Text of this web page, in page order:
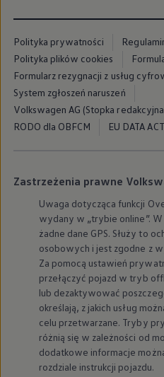
Leasing
Finansowanie
Finansowanie
Kalkulator
Kredyt
Najem
Ubezpieczenia
Ubezpieczenie
Gwarancje
Zakup i finansowanie
Leasing dla
Mała flota
Duża flota
Skonfiguruj
Poradnik kupującego
Volkswagen dla biznesu
Serwis, akcesoria i
myVolkswagen
Serwis i części
Przegląd
Naprawy i
Polityka prywatności
Polityka plików cookies
Formularz rezygnacji z usług
System zgłoszeń naruszeń
Volkswagen AG (Stopka
RODO dla OBFCM
EU DATA ACT
Zastrzeżenia prawne
Uwaga dotycząca funkcji
wydany w „trybie online”.
żadne dane GPS. Służy to
osobowych i jest zgodne z
Za pomocą ustawień
przełączyć pojazd w tryb
lub dezaktywować
określają, z jakich usług
celu przetwarzane. Tryby
różnią się w zależności od
dodatkowe informacje
rozdziale instrukcji pojazdu.